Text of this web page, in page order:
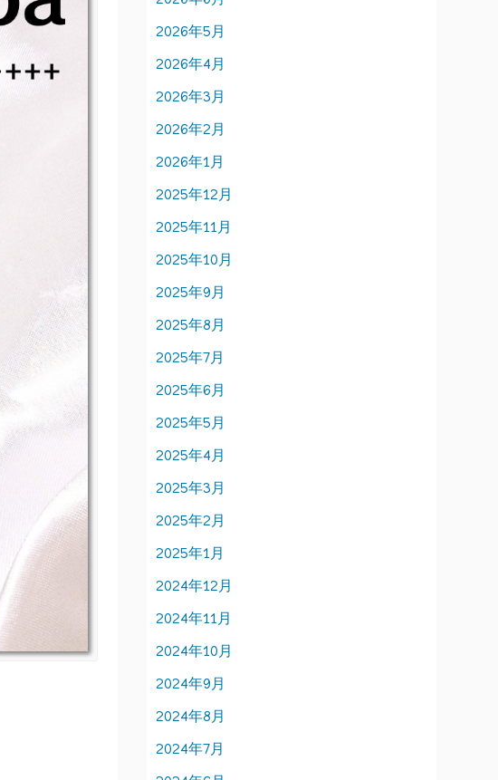
2026年5月
2026年4月
2026年3月
2026年2月
2026年1月
2025年12月
2025年11月
2025年10月
2025年9月
2025年8月
2025年7月
2025年6月
2025年5月
2025年4月
2025年3月
2025年2月
2025年1月
2024年12月
2024年11月
2024年10月
2024年9月
2024年8月
2024年7月